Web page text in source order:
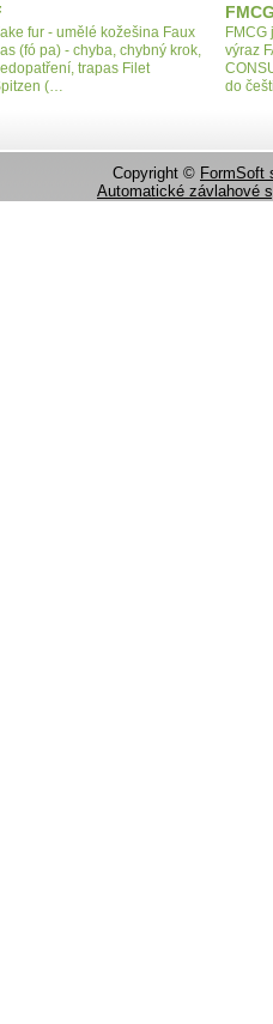
fur - umělé kožešina Faux
(fó pa) - chyba, chybný krok,
trapas Filet
(…
FMCG
výraz
do
Copyright © FormSoft
Automatické závlahové